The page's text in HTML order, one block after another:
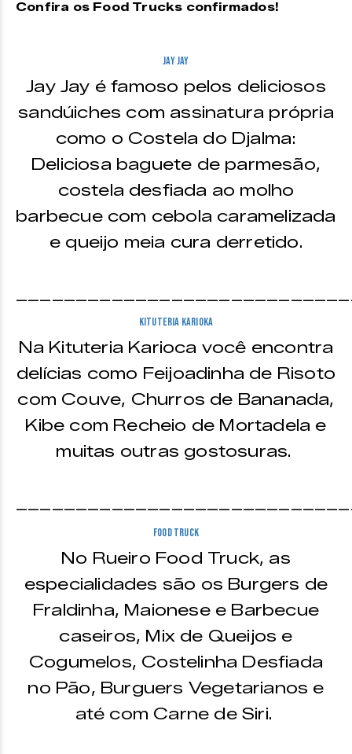
Confira os Food Trucks confirmados!
Jay Jay
Jay Jay é famoso pelos deliciosos
sandúiches com assinatura própria
como o Costela do Djalma:
Deliciosa baguete de parmesão,
costela desfiada ao molho
barbecue com cebola caramelizada
e queijo meia cura derretido.
Kituteria Karioka
Na Kituteria Karioca você encontra
delícias como Feijoadinha de Risoto
com Couve, Churros de Bananada,
Kibe com Recheio de Mortadela e
muitas outras gostosuras.
Food Truck
No Rueiro Food Truck, as
especialidades são os Burgers de
Fraldinha, Maionese e Barbecue
caseiros, Mix de Queijos e
Cogumelos, Costelinha Desfiada
no Pão, Burguers Vegetarianos e
até com Carne de Siri.